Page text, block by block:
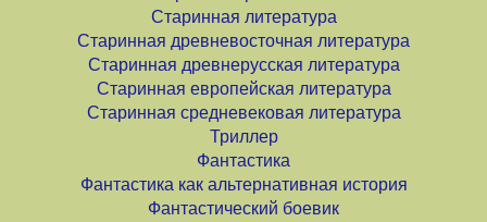
Старинная литература
Старинная древневосточная литература
Старинная древнерусская литература
Старинная европейская литература
Старинная средневековая литература
Триллер
Фантастика
Фантастика как альтернативная история
Фантастический боевик